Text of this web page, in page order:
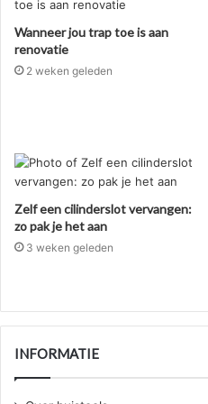
Wanneer jou trap toe is aan
renovatie
2 weken geleden
Zelf een cilinderslot vervangen:
zo pak je het aan
3 weken geleden
INFORMATIE